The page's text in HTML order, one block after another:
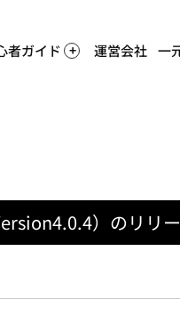
者ガイド 運営会社 一
）のリリ